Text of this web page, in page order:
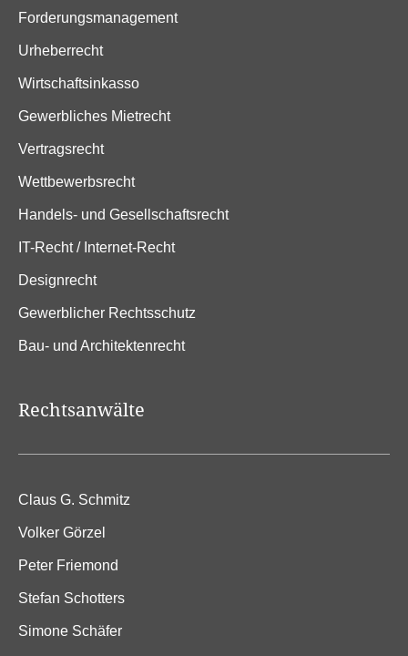
Forderungsmanagement
Urheberrecht
Wirtschaftsinkasso
Gewerbliches Mietrecht
Vertragsrecht
Wettbewerbsrecht
Handels- und Gesellschaftsrecht
IT-Recht / Internet-Recht
Designrecht
Gewerblicher Rechtsschutz
Bau- und Architektenrecht
Rechtsanwälte
Claus G. Schmitz
Volker Görzel
Peter Friemond
Stefan Schotters
Simone Schäfer